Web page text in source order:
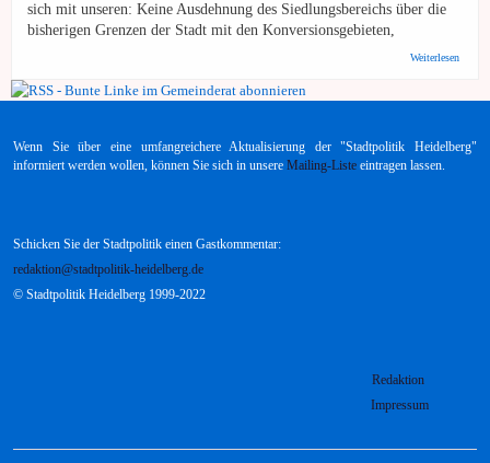
sich mit unseren: Keine Ausdehnung des Siedlungsbereichs über die
bisherigen Grenzen der Stadt mit den Konversionsgebieten,
Weiterlesen
Aufruf
Wahl
Wenn Sie über eine umfangreichere Aktualisierung der "Stadtpolitik Heidelberg"
informiert werden wollen, können Sie sich in unsere Mailing-Liste eintragen lassen.
Schicken Sie der Stadtpolitik einen Gastkommentar:
redaktion@stadtpolitik-heidelberg.de
© Stadtpolitik Heidelberg 1999-2022
Redaktion
Impressum